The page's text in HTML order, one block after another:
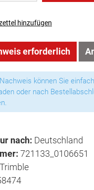
hinzufügen
erforderlich
können Sie
oder nach
nach: Deutschland
721133_0106651
Trimble